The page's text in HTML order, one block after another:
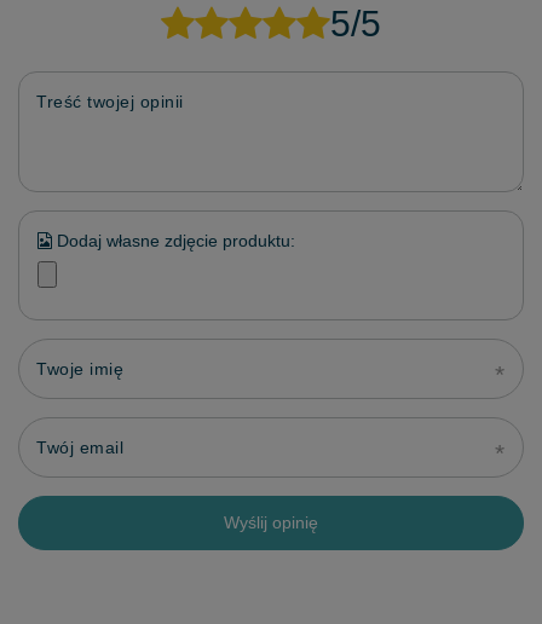
5/5
Treść twojej opinii
Dodaj własne zdjęcie produktu:
Twoje imię
Twój email
Wyślij opinię